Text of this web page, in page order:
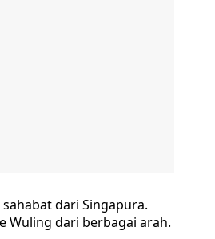
dari Singapura.
Wuling dari berbagai arah.